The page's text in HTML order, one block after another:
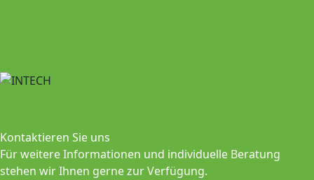
Kontaktieren Sie uns
Für weitere Informationen und individuelle Beratung
stehen wir Ihnen gerne zur Verfügung.